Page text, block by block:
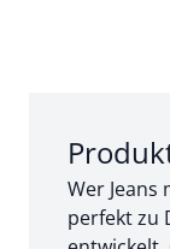
Abschnitt
Wer Jeans
perfekt zu